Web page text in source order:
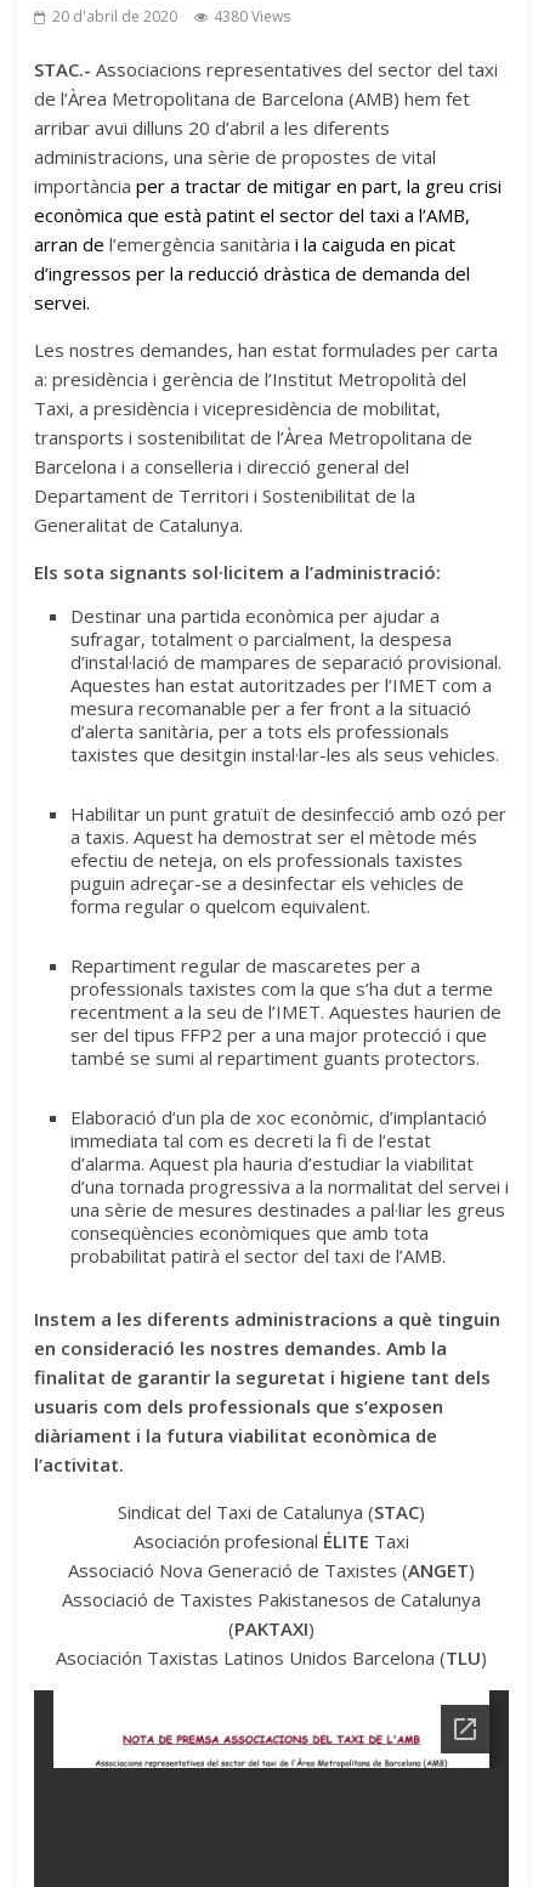
20 d'abril de 2020 4380 Views
STAC.- Associacions representatives del sector del taxi
de l’Àrea Metropolitana de Barcelona (AMB) hem fet
arribar avui dilluns 20 d’abril a les diferents
administracions, una sèrie de propostes de vital
importànciaper a tractar de mitigar en part, la greu crisi
econòmica que està patint el sector del taxi a l’AMB,
arran del’emergència sanitàriai la caiguda en picat
d’ingressos per la reducció dràstica de demanda del
servei.
Les nostres demandes, han estat formulades per carta
a: presidència i gerència de l’Institut Metropolità del
Taxi, a presidència i vicepresidència de mobilitat,
transports i sostenibilitat de l’Àrea Metropolitana de
Barcelona i a conselleria i direcció general del
Departament de Territori i Sostenibilitat de la
Generalitat de Catalunya.
Els sota signants sol·licitem a l’administració:
Destinar una partida econòmica per ajudar a
sufragar, totalment o parcialment, la despesa
d’instal·lació de mampares de separació provisional.
Aquestes han estat autoritzades per l’IMET com a
mesura recomanable per a fer front a la situació
d’alerta sanitària, per a tots els professionals
taxistes que desitgin instal·lar-les als seus vehicles.
Habilitar un punt gratuït de desinfecció amb ozó per
a taxis. Aquest ha demostrat ser el mètode més
efectiu de neteja, on els professionals taxistes
puguin adreçar-se a desinfectar els vehicles de
forma regular o quelcom equivalent.
Repartiment regular de mascaretes per a
professionals taxistes com la que s’ha dut a terme
recentment a la seu de l’IMET. Aquestes haurien de
ser del tipus FFP2 per a una major protecció i que
també se sumi al repartiment guants protectors.
Elaboració d’un pla de xoc econòmic, d’implantació
immediata tal com es decreti la fi de l’estat
d’alarma. Aquest pla hauria d’estudiar la viabilitat
d’una tornada progressiva a la normalitat del servei i
una sèrie de mesures destinades a pal·liar les greus
conseqüències econòmiques que amb tota
probabilitat patirà el sector del taxi de l’AMB.
Instem a les diferents administracions a què tinguin
en consideració les nostres demandes. Amb la
finalitat de garantir la seguretat i higiene tant dels
usuaris com dels professionals que s’exposen
diàriament i la futura viabilitat econòmica de
l’activitat.
Sindicat del Taxi de Catalunya (STAC)
Asociación profesional ÉLITE Taxi
Associació Nova Generació de Taxistes (ANGET)
Associació de Taxistes Pakistanesos de Catalunya
(PAKTAXI)
Asociación Taxistas Latinos Unidos Barcelona (TLU)